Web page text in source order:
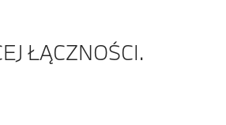
ŁĄCZNOŚCI.